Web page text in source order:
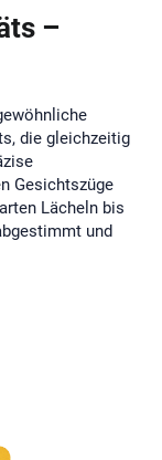
–
die gleichzeitig
Gesichtszüge
Lächeln bis
und